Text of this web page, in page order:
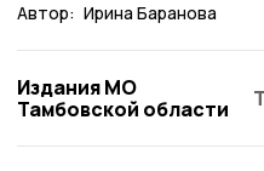
Автор: Ирина Баранова
Издания МО
Тамбовской области